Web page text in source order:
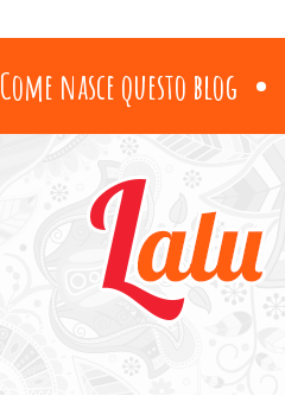
Come nasce questo blog